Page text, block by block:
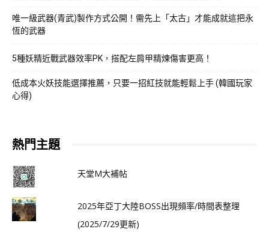
唯一級武器(青武)製作方式公開！需先上「太古」才能成就這把永
恆的武器
5種妖精近戰武器效率PK，搭配左肩甲精煉傷害更高！
低成本火妖技能選擇推薦，只要一招紅技就能輕鬆上手 (韓國玩家
心得)
熱門主題
天堂M大補帖
2025年亞丁大陸BOSS出現頻率/時間表整理
(2025/7/29更新)